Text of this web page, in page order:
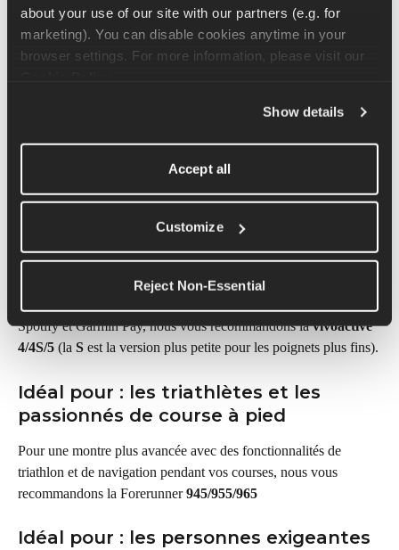
about your use of our site with our partners (e.g. for
marketing). You can disable cookies anytime in your
Show details
Accept all
Customize
Reject Non-Essential
Pour un modèle d'entrée de gamme, nous recommandons soit la
Forerunner 45/45S, soit la 55
Si vous souhaitez également utiliser votre montre pour
Idéal pour : une utilisation
quotidienne
Si vous utilisez votre montre quotidiennement et souhaitez
Spotify et Garmin Pay, nous vous recommandons la vivoactive
4/4S/5 (la S est la version plus petite pour les poignets plus fins).
Idéal pour : les triathlètes et les
passionnés de course à pied
Pour une montre plus avancée avec des fonctionnalités de
triathlon et de navigation pendant vos courses, nous vous
recommandons la Forerunner 945/955/965
Idéal pour : les personnes exigeantes